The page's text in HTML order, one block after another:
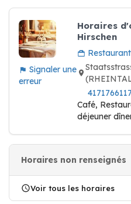
Signaler une
erreur
Horaires
Hirschen
Restaurant
Café,
déjeuner
Horaires non renseignés
Voir tous les horaires